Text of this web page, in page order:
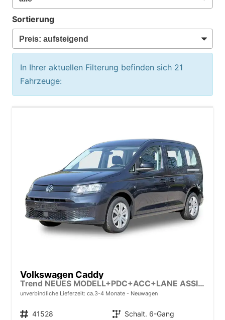
Sortierung
In Ihrer aktuellen Filterung befinden sich 21
Fahrzeuge:
Volkswagen Caddy
Trend NEUES MODELL+PDC+ACC+LANE ASSIST
unverbindliche Lieferzeit: ca.3-4 Monate Neuwagen
Fahrzeugnr. 41528 Getriebe Schalt. 6-Gang